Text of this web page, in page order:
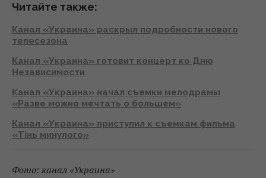
Читайте также:
Канал «Украина» раскрыл подробности нового
телесезона
Канал «Украина» готовит концерт ко Дню
Независимости
Канал «Украина» начал съемки мелодрамы
«Разве можно мечтать о большем»
Канал «Украина» приступил к съемкам фильма
«Тінь минулого»
Фото: канал «Украина»